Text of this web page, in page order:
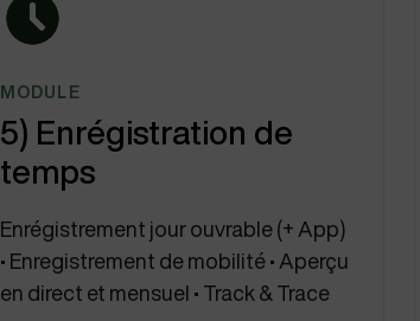
MODULE
5) Enrégistration de
temps
Enrégistrement jour ouvrable (+ App)
• Enregistrement de mobilité • Aperçu
en direct et mensuel • Track & Trace